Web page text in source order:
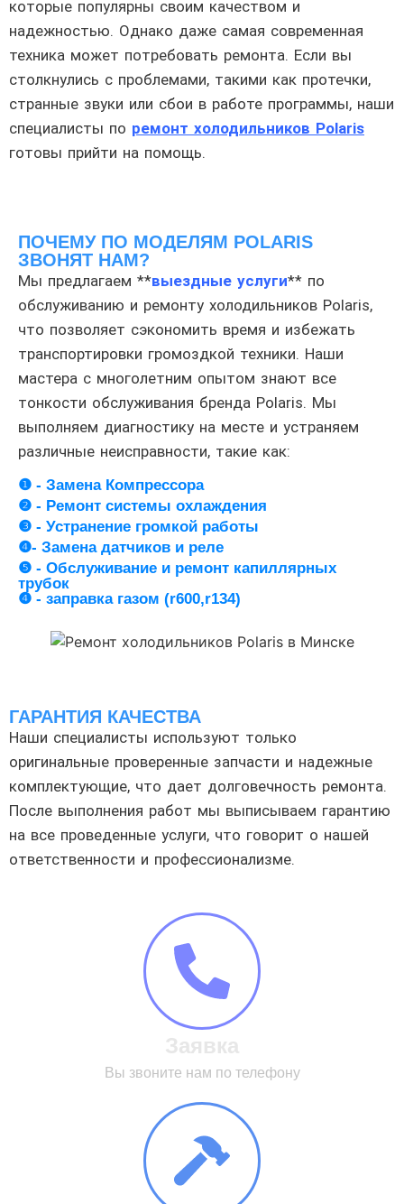
которые популярны своим качеством и
надежностью. Однако даже самая современная
техника может потребовать ремонта. Если вы
столкнулись с проблемами, такими как протечки,
странные звуки или сбои в работе программы, наши
специалисты по ремонт холодильников Polaris
готовы прийти на помощь.
ПОЧЕМУ ПО МОДЕЛЯМ POLARIS
ЗВОНЯТ НАМ?
Мы предлагаем **выездные услуги** по
обслуживанию и ремонту холодильников Polaris,
что позволяет сэкономить время и избежать
транспортировки громоздкой техники. Наши
мастера с многолетним опытом знают все
тонкости обслуживания бренда Polaris. Мы
выполняем диагностику на месте и устраняем
различные неисправности, такие как:
❶ - Замена Компрессора
❷ - Ремонт системы охлаждения
❸ - Устранение громкой работы
❹- Замена датчиков и реле
❺ - Обслуживание и ремонт капиллярных
трубок
❹ - заправка газом (r600,r134)
ГАРАНТИЯ КАЧЕСТВА
Наши специалисты используют только
оригинальные проверенные запчасти и надежные
комплектующие, что дает долговечность ремонта.
После выполнения работ мы выписываем гарантию
на все проведенные услуги, что говорит о нашей
ответственности и профессионализме.
Заявка
Вы звоните нам по телефону